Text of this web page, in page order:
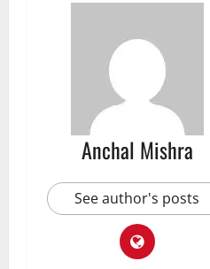
Anchal Mishra
See author's posts